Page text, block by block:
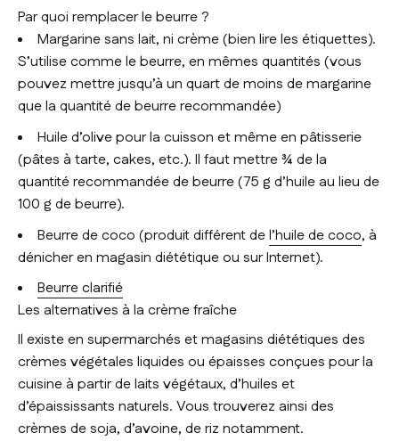
Par quoi remplacer le beurre ?
Margarine sans lait, ni crème (bien lire les étiquettes).
S’utilise comme le beurre, en mêmes quantités (vous
pouvez mettre jusqu’à un quart de moins de margarine
que la quantité de beurre recommandée)
Huile d’olive pour la cuisson et même en pâtisserie
(pâtes à tarte, cakes, etc.). Il faut mettre ¾ de la
quantité recommandée de beurre (75 g d’huile au lieu de
100 g de beurre).
Beurre de coco (produit différent del’huile de coco, à
dénicher en magasin diététique ou sur Internet).
Beurre clarifié
Les alternatives à la crème fraîche
Il existe en supermarchés et magasins diététiques des
crèmes végétales liquides ou épaisses conçues pour la
cuisine à partir de laits végétaux, d’huiles et
d’épaississants naturels. Vous trouverez ainsi des
crèmes de soja, d’avoine, de riz notamment.